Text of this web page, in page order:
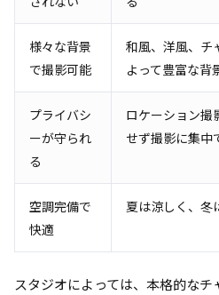
様々な背景
で撮影可能
和風、洋風、チ
よって豊富な背
プライバシ
ーが守られ
る
ロケーション撮
せず撮影に集中
空調完備で
快適
夏は涼しく、冬
スタジオによっては、本格的な